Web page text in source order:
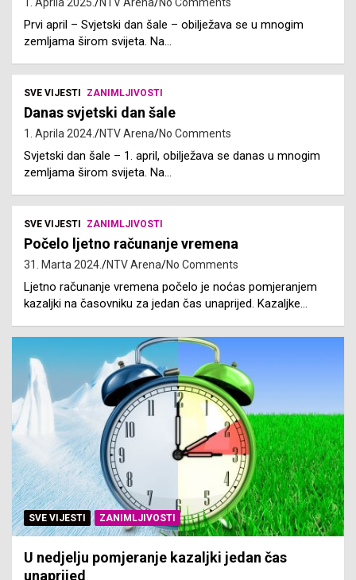
1. Aprila 2025. NTV Arena No Comments
Prvi april – Svjetski dan šale – obilježava se u mnogim
zemljama širom svijeta. Na…
SVE VIJESTI ZANIMLJIVOSTI
Danas svjetski dan šale
1. Aprila 2024. NTV Arena No Comments
Svjetski dan šale – 1. april, obilježava se danas u mnogim
zemljama širom svijeta. Na…
SVE VIJESTI ZANIMLJIVOSTI
Počelo ljetno računanje vremena
31. Marta 2024. NTV Arena No Comments
Ljetno računanje vremena počelo je noćas pomjeranjem
kazaljki na časovniku za jedan čas unaprijed. Kazaljke…
SVE VIJESTI ZANIMLJIVOSTI
U nedjelju pomjeranje kazaljki jedan čas
unaprijed